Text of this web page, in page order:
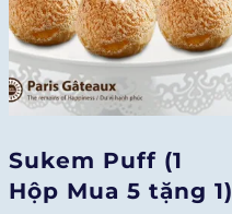
Sukem Puff (1
Hộp Mua 5 tặng 1)